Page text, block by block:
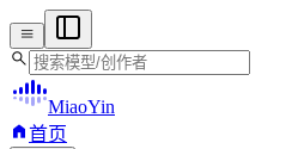
menu
search
MiaoYin
home首页